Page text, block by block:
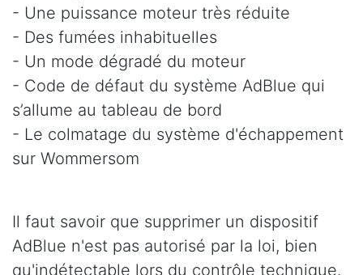
- Une puissance moteur très réduite
- Des fumées inhabituelles
- Un mode dégradé du moteur
- Code de défaut du système AdBlue qui
s’allume au tableau de bord
- Le colmatage du système d'échappement
sur Wommersom
Il faut savoir que supprimer un dispositif
AdBlue n'est pas autorisé par la loi, bien
qu'indétectable lors du contrôle technique.